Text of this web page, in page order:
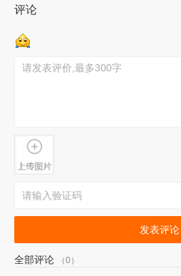
评论
发表评论
全部评论 （0）